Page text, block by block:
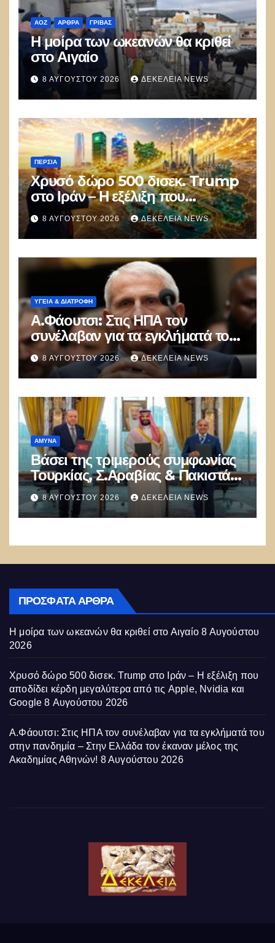
ΑΟΖ ΑΡΘΡΑ ΓΡΊΒΑΣ
Η μοίρα των ωκεανών θα κριθεί
στο Αιγαίο
8 ΑΥΓΟΎΣΤΟΥ 2026 ΔΕΚΈΛΕΙΑ NEWS
ΠΕΡΣΊΑ
Χρυσό δώρο 500 δισεκ. Trump
στο Ιράν – Η εξέλιξη που
αποδίδει κέρδη μεγαλύτερα από
τις Apple, Nvidia και Google
8 ΑΥΓΟΎΣΤΟΥ 2026 ΔΕΚΈΛΕΙΑ NEWS
ΥΓΕΙΑ & ΔΙΑΤΡΟΦΗ
Α.Φάουτσι: Στις ΗΠΑ τον
συνέλαβαν για τα εγκλήματά του
στην πανδημία – Στην Ελλάδα
τον έκαναν μέλος της Ακαδημίας
Αθηνών!
8 ΑΥΓΟΎΣΤΟΥ 2026 ΔΕΚΈΛΕΙΑ NEWS
ΑΜΥΝΑ
Βάσει της τριμερούς συμφωνίας
Τουρκίας, Σ.Αραβίας & Πακιστάν
θα πολεμήσουν Ριάντ και
Ισλαμαμπάντ κατά της Ελλάδας!
8 ΑΥΓΟΎΣΤΟΥ 2026 ΔΕΚΈΛΕΙΑ NEWS
ΠΡΌΣΦΑΤΑ ΆΡΘΡΑ
Η μοίρα των ωκεανών θα κριθεί στο Αιγαίο 8 Αυγούστου
2026
Χρυσό δώρο 500 δισεκ. Trump στο Ιράν – Η εξέλιξη που
αποδίδει κέρδη μεγαλύτερα από τις Apple, Nvidia και
Google 8 Αυγούστου 2026
Α.Φάουτσι: Στις ΗΠΑ τον συνέλαβαν για τα εγκλήματά του
στην πανδημία – Στην Ελλάδα τον έκαναν μέλος της
Ακαδημίας Αθηνών! 8 Αυγούστου 2026